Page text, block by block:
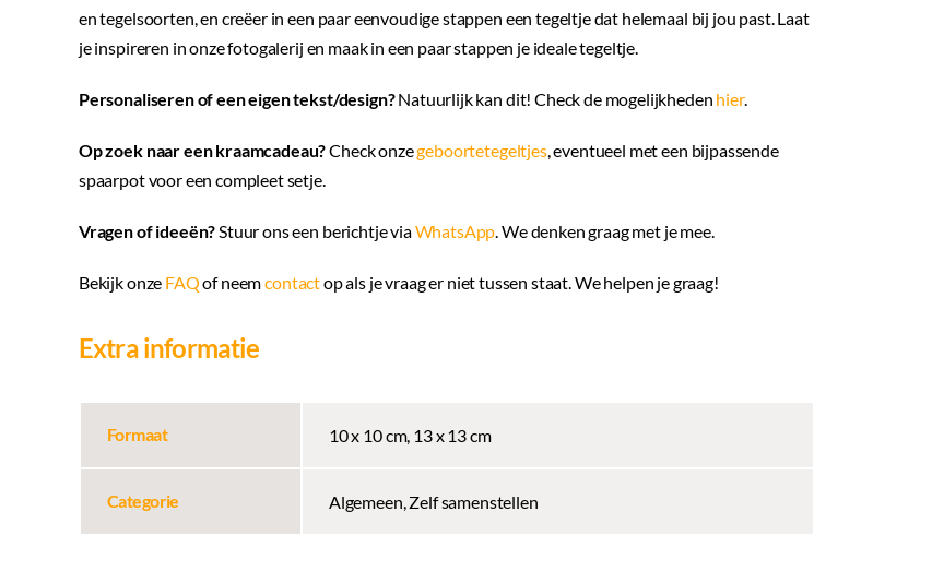
en tegelsoorten, en creëer in een paar eenvoudige stappen een tegeltje dat helemaal bij jou past. Laat
je inspireren in onze fotogalerij en maak in een paar stappen je ideale tegeltje.
Personaliseren of een eigen tekst/design?Natuurlijk kan dit! Check de mogelijkheden hier.
Op zoek naar een kraamcadeau?Check onzegeboortetegeltjes, eventueel met een bijpassende
spaarpot voor een compleet setje.
Vragen of ideeën? Stuur ons een berichtje viaWhatsApp . We denken graag met je mee.
Bekijk onze FAQof neemcontactop als je vraag er niet tussen staat. We helpen je graag!
Extra informatie
Formaat 10 x 10 cm, 13 x 13 cm
Categorie Algemeen, Zelf samenstellen